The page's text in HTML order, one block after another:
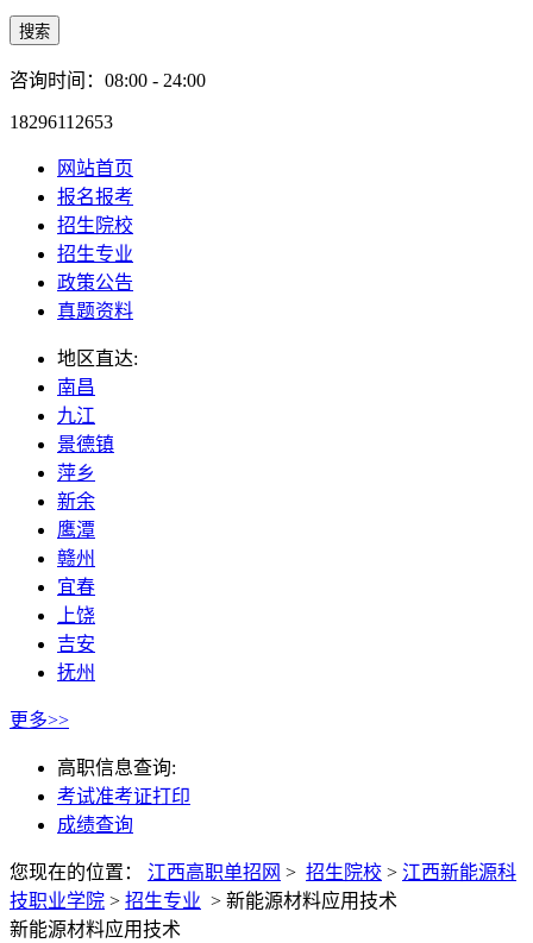
搜索
咨询时间：08:00 - 24:00
18296112653
网站首页
报名报考
招生院校
招生专业
政策公告
真题资料
地区直达:
南昌
九江
景德镇
萍乡
新余
鹰潭
赣州
宜春
上饶
吉安
抚州
更多>>
高职信息查询:
考试准考证打印
成绩查询
您现在的位置： 江西高职单招网 > 招生院校 > 江西新能源科
技职业学院 > 招生专业 > 新能源材料应用技术
新能源材料应用技术